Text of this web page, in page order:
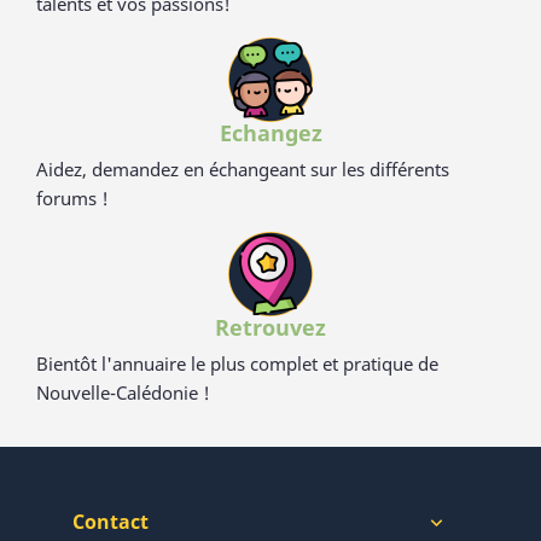
Echangez
Aidez, demandez en échangeant sur les différents
forums !
Retrouvez
Bientôt l'annuaire le plus complet et pratique de
Nouvelle-Calédonie !
Contact 